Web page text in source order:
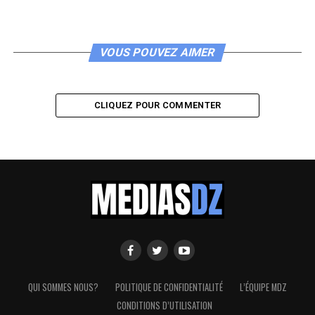
VOUS POUVEZ AIMER
CLIQUEZ POUR COMMENTER
QUI SOMMES NOUS? POLITIQUE DE CONFIDENTIALITÉ
L’ÉQUIPE MDZ
CONDITIONS D’UTILISATION